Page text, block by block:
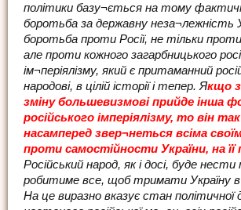
політики базу¬ється на тому
боротьба за державну неза¬лежність
боротьба проти Росії, не тільки
але проти кожного загарбницького
ім¬періялізму, який є притаманний
народові, в цілій історії і тепер. Якщо
зміну большевизмові прийде інша
російського імперіялізму, то він
насамперед звер¬неться всіма
проти самостійности України, на її
Російський народ, як і досі, буде нести
робитиме все, щоб тримати Україну в
На це виразно вказує стан політичної